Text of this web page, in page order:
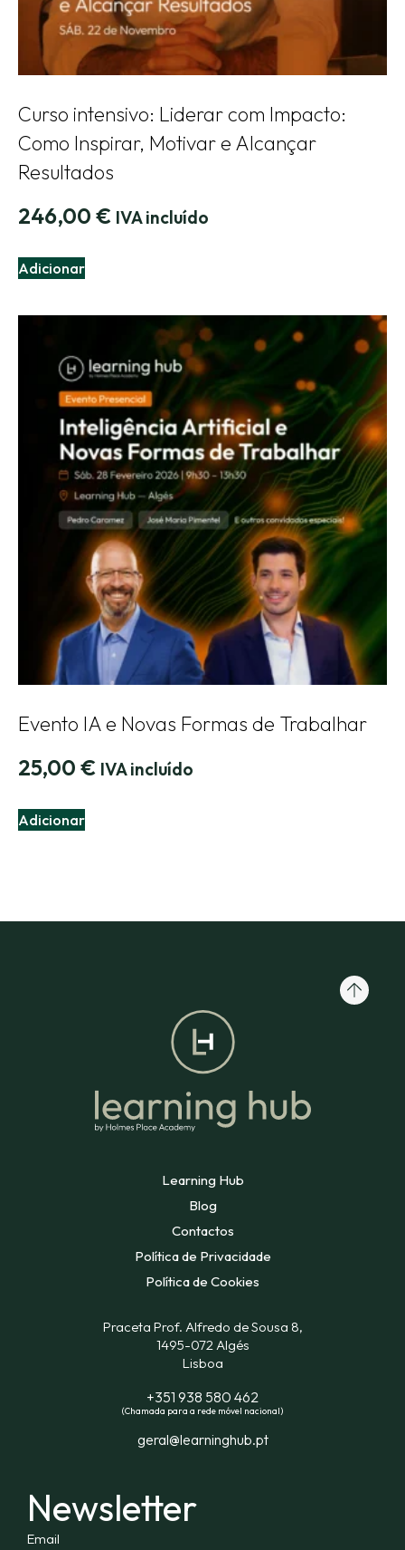
Curso intensivo: Liderar com Impacto:
Como Inspirar, Motivar e Alcançar
Resultados
246,00 € IVA incluído
Adicionar
Evento IA e Novas Formas de Trabalhar
25,00 € IVA incluído
Adicionar
Learning Hub
Blog
Contactos
Política de Privacidade
Política de Cookies
Praceta Prof. Alfredo de Sousa 8,
1495-072 Algés
Lisboa
+351 938 580 462
(Chamada para a rede móvel nacional)
geral@learninghub.pt
Newsletter
Email